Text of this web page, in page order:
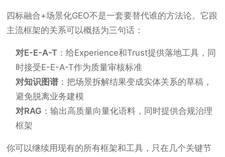
四标融合+场景化GEO不是一套要替代谁的方法论。它跟
主流框架的关系可以概括为三句话：
对E-E-A-T ：给Experience和Trust提供落地工具，同
时接受E-E-A-T作为质量审核标准
对知识图谱 ：把场景拆解结果变成实体关系的草稿，
避免脱离业务建模
对RAG ：输出高质量向量化语料，同时提供合规治理
框架
你可以继续用现有的所有框架和工具，只在几个关键节